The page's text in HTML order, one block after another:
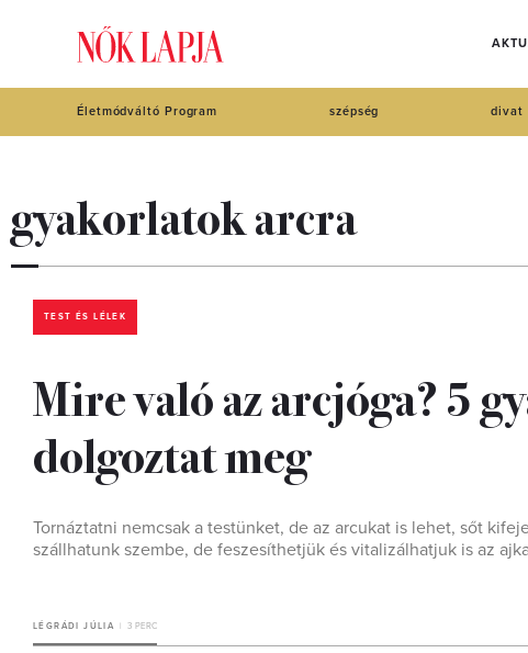
Életmódváltó Program szépség divat
gyakorlatok arcra
TEST ÉS LÉLEK
Mire való az arcjóga? 5
dolgoztat meg
Tornáztatni nemcsak a testünket, de az arcukat is lehet, sőt
szállhatunk szembe, de feszesíthetjük és vitalizálhatjuk is az
LÉGRÁDI JÚLIA 3 PERC